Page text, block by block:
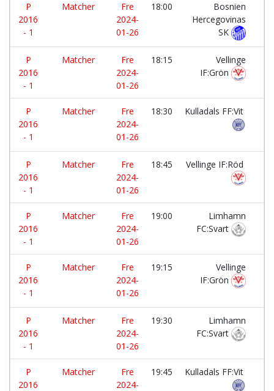
P
2016
- 1
Matcher
Fre
2024-
01-26
18:00
Bosnien
Hercegovinas
SK
P
2016
- 1
Matcher
Fre
2024-
01-26
18:15
Vellinge
IF:Grön
P
2016
- 1
Matcher
Fre
2024-
01-26
18:30 Kulladals FF:Vit
P
2016
- 1
Matcher
Fre
2024-
01-26
18:45 Vellinge IF:Röd
P
2016
- 1
Matcher
Fre
2024-
01-26
19:00
Limhamn
FC:Svart
P
2016
- 1
Matcher
Fre
2024-
01-26
19:15
Vellinge
IF:Grön
P
2016
- 1
Matcher
Fre
2024-
01-26
19:30
Limhamn
FC:Svart
P
2016
Matcher
Fre
2024-
19:45 Kulladals FF:Vit